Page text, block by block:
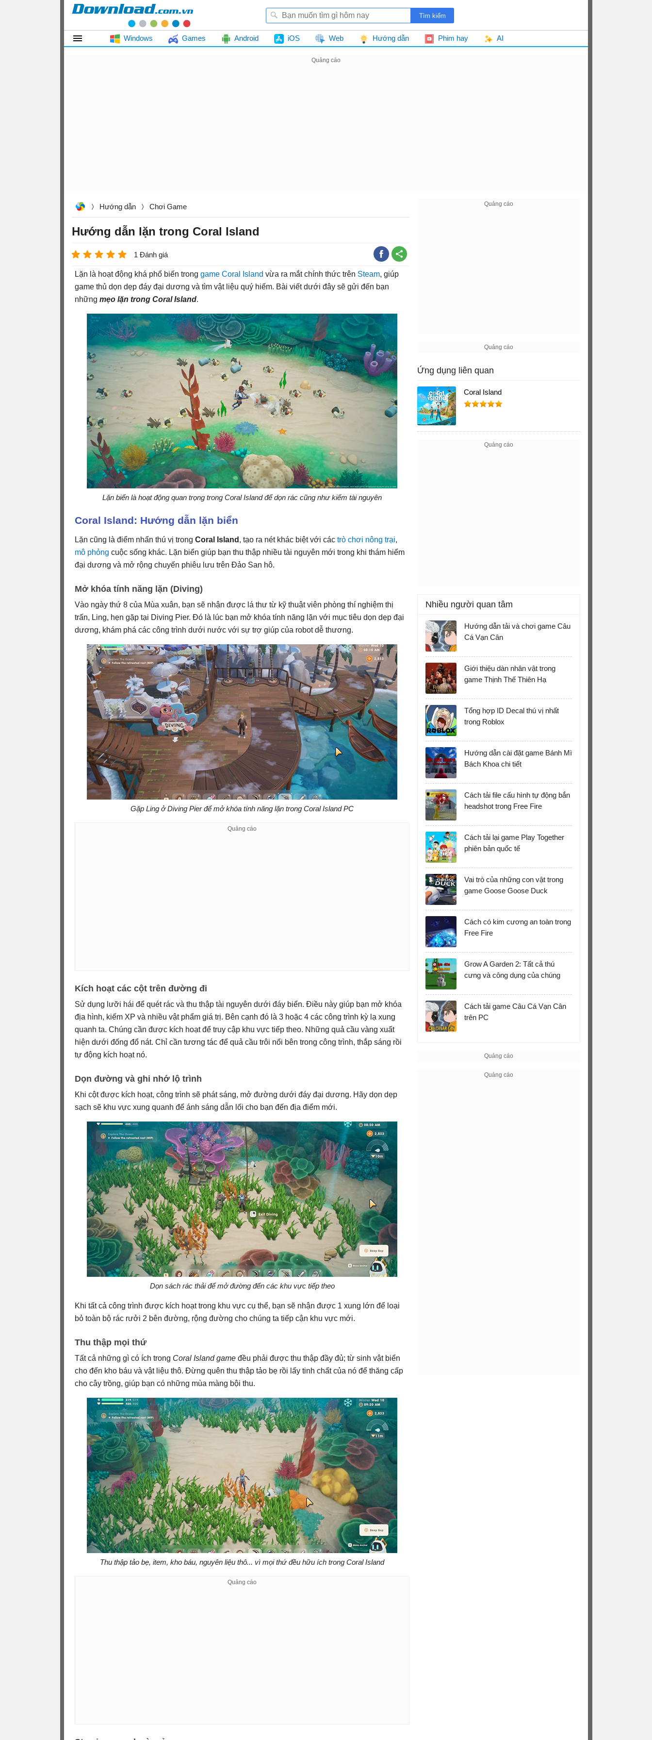
Windows Games Android iOS Web Hướng dẫn Phim hay AI
Hướng dẫn Chơi Game
Hướng dẫn lặn trong Coral Island
1 Đánh giá
Lặn là hoạt động khá phổ biến trong game Coral Island vừa ra mắt chính thức trên Steam, giúp
game thủ dọn dẹp đáy đại dương và tìm vật liệu quý hiếm. Bài viết dưới đây sẽ gửi đến bạn
những mẹo lặn trong Coral Island.
Lặn biển là hoạt động quan trọng trong Coral Island để dọn rác cũng như kiếm tài nguyên
Coral Island: Hướng dẫn lặn biển
Lặn cũng là điểm nhấn thú vị trong Coral Island , tạo ra nét khác biệt với các trò chơi nông trại,
mô phỏng cuộc sống khác. Lặn biển giúp bạn thu thập nhiều tài nguyên mới trong khi thám hiểm
đại dương và mở rộng chuyến phiêu lưu trên Đảo San hô.
Mở khóa tính năng lặn (Diving)
Vào ngày thứ 8 của Mùa xuân, bạn sẽ nhận được lá thư từ kỹ thuật viên phòng thí nghiệm thị
trấn, Ling, hẹn gặp tại Diving Pier. Đó là lúc bạn mở khóa tính năng lặn với mục tiêu dọn dẹp đại
dương, khám phá các công trình dưới nước với sự trợ giúp của robot dễ thương.
Gặp Ling ở Diving Pier để mở khóa tính năng lặn trong Coral Island PC
Kích hoạt các cột trên đường đi
Sử dụng lưỡi hái để quét rác và thu thập tài nguyên dưới đáy biển. Điều này giúp bạn mở khóa
địa hình, kiếm XP và nhiều vật phẩm giá trị. Bên cạnh đó là 3 hoặc 4 các công trình kỳ lạ xung
quanh ta. Chúng cần được kích hoạt để truy cập khu vực tiếp theo. Những quả cầu vàng xuất
hiện dưới đống đổ nát. Chỉ cần tương tác để quả cầu trôi nổi bên trong công trình, thắp sáng rồi
tự động kích hoạt nó.
Dọn đường và ghi nhớ lộ trình
Khi cột được kích hoạt, công trình sẽ phát sáng, mở đường dưới đáy đại dương. Hãy dọn dẹp
sạch sẽ khu vực xung quanh để ánh sáng dẫn lối cho bạn đến địa điểm mới.
Dọn sách rác thải để mở đường đến các khu vực tiếp theo
Khi tất cả công trình được kích hoạt trong khu vực cụ thể, bạn sẽ nhận được 1 xung lớn để loại
bỏ toàn bộ rác rưởi 2 bên đường, rộng đường cho chúng ta tiếp cận khu vực mới.
Thu thập mọi thứ
Tất cả những gì có ích trong Coral Island game đều phải được thu thập đầy đủ; từ sinh vật biển
cho đến kho báu và vật liệu thô. Đừng quên thu thập tảo bẹ rồi lấy tinh chất của nó để thăng cấp
cho cây trồng, giúp bạn có những mùa màng bội thu.
Thu thập tảo bẹ, item, kho báu, nguyên liệu thô... vì mọi thứ đều hữu ích trong Coral Island
Ứng dụng liên quan
Coral Island
Nhiều người quan tâm
Hướng dẫn tải và chơi game Câu
Cá Vạn Cân
Giới thiệu dàn nhân vật trong
game Thịnh Thế Thiên Hạ
Tổng hợp ID Decal thú vị nhất
trong Roblox
Hướng dẫn cài đặt game Bánh Mì
Bách Khoa chi tiết
Cách tải file cấu hình tự động bắn
headshot trong Free Fire
Cách tải lại game Play Together
phiên bản quốc tế
Vai trò của những con vật trong
game Goose Goose Duck
Cách có kim cương an toàn trong
Free Fire
Grow A Garden 2: Tất cả thú
cưng và công dụng của chúng
Cách tải game Câu Cá Vạn Cân
trên PC